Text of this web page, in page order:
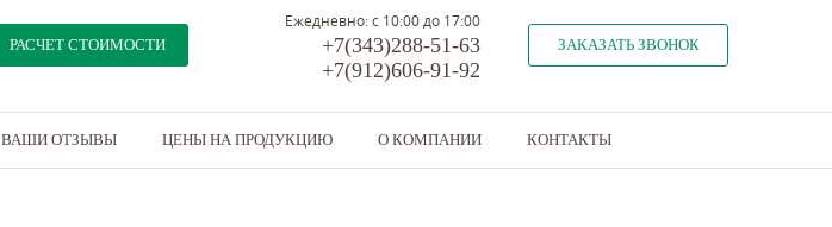
РАСЧЕТ СТОИМОСТИ
Ежедневно: с 10:00 до 17:00
+7(343)288-51-63
+7(912)606-91-92
ЗАКАЗАТЬ ЗВОНОК
ВАШИ ОТЗЫВЫ ЦЕНЫ НА ПРОДУКЦИЮ О КОМПАНИИ КОНТАКТЫ